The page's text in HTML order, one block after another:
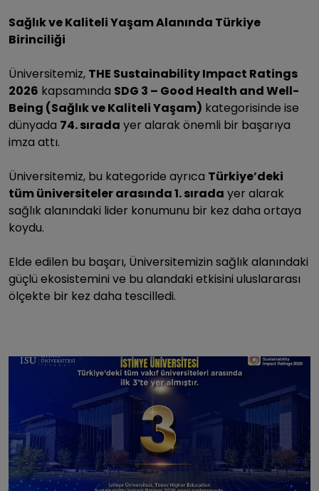
Sağlık ve Kaliteli Yaşam Alanında Türkiye
Birinciliği
Üniversitemiz, THE Sustainability Impact Ratings
2026 kapsamında SDG 3 – Good Health and Well-
Being (Sağlık ve Kaliteli Yaşam) kategorisinde ise
dünyada 74. sırada yer alarak önemli bir başarıya
imza attı.
Üniversitemiz, bu kategoride ayrıca Türkiye’deki
tüm üniversiteler arasında 1. sırada yer alarak
sağlık alanındaki lider konumunu bir kez daha ortaya
koydu.
Elde edilen bu başarı, Üniversitemizin sağlık alanındaki
güçlü ekosistemini ve bu alandaki etkisini uluslararası
ölçekte bir kez daha tescilledi.